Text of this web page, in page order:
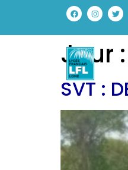
Jour :
SVT :